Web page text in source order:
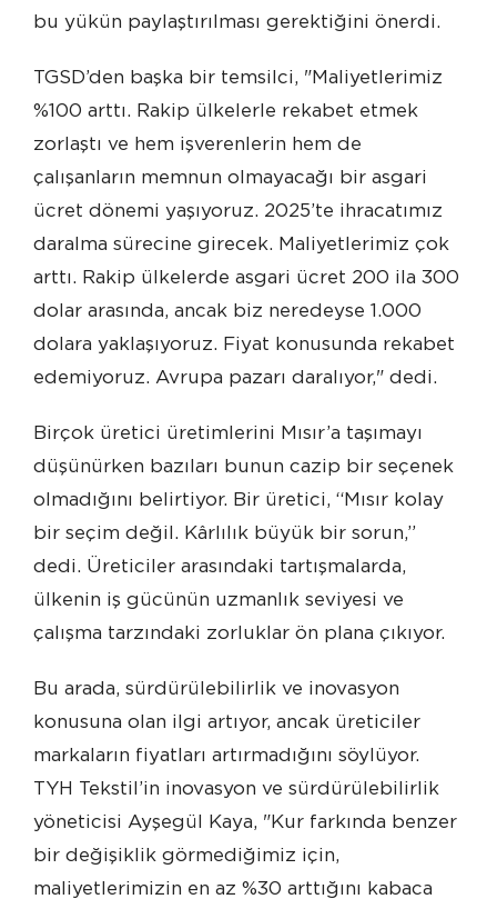
bu yükün paylaştırılması gerektiğini önerdi.
TGSD’den başka bir temsilci, "Maliyetlerimiz
%100 arttı. Rakip ülkelerle rekabet etmek
zorlaştı ve hem işverenlerin hem de
çalışanların memnun olmayacağı bir asgari
ücret dönemi yaşıyoruz. 2025’te ihracatımız
daralma sürecine girecek. Maliyetlerimiz çok
arttı. Rakip ülkelerde asgari ücret 200 ila 300
dolar arasında, ancak biz neredeyse 1.000
dolara yaklaşıyoruz. Fiyat konusunda rekabet
edemiyoruz. Avrupa pazarı daralıyor," dedi.
Birçok üretici üretimlerini Mısır’a taşımayı
düşünürken bazıları bunun cazip bir seçenek
olmadığını belirtiyor. Bir üretici, “Mısır kolay
bir seçim değil. Kârlılık büyük bir sorun,”
dedi. Üreticiler arasındaki tartışmalarda,
ülkenin iş gücünün uzmanlık seviyesi ve
çalışma tarzındaki zorluklar ön plana çıkıyor.
Bu arada, sürdürülebilirlik ve inovasyon
konusuna olan ilgi artıyor, ancak üreticiler
markaların fiyatları artırmadığını söylüyor.
TYH Tekstil’in inovasyon ve sürdürülebilirlik
yöneticisi Ayşegül Kaya, "Kur farkında benzer
bir değişiklik görmediğimiz için,
maliyetlerimizin en az %30 arttığını kabaca